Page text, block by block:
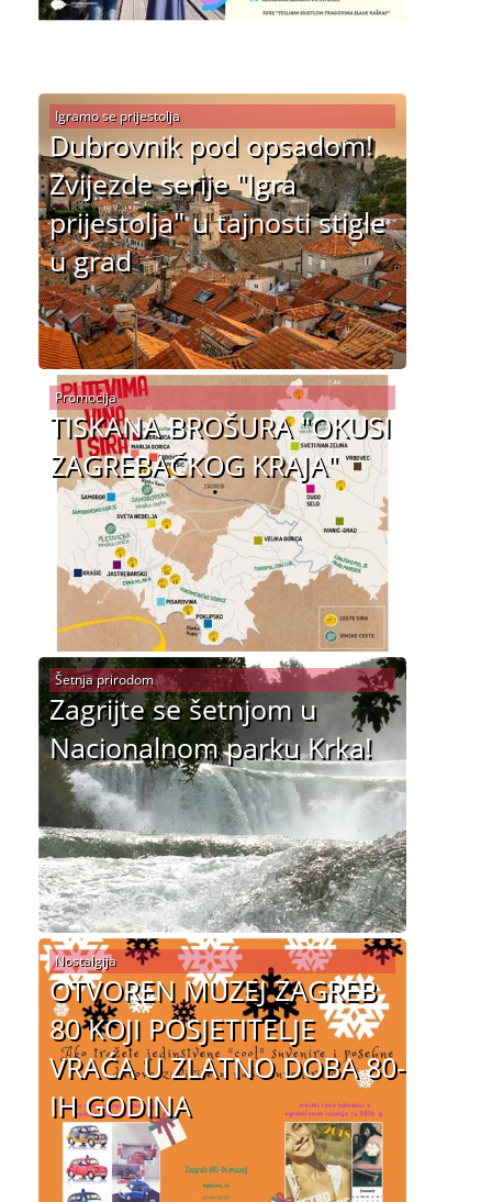
Dubrovnik pod opsadom!
Zvijezde serije "Igra
prijestolja" u tajnosti stigle
u grad
Igramo se prijestolja
TISKANA BROŠURA "OKUSI
ZAGREBAČKOG KRAJA"
Promocija
Zagrijte se šetnjom u
Nacionalnom parku Krka!
Šetnja prirodom
OTVOREN MUZEJ ZAGREB
80 KOJI POSJETITELJE
VRAĆA U ZLATNO DOBA 80-
IH GODINA
Nostalgija